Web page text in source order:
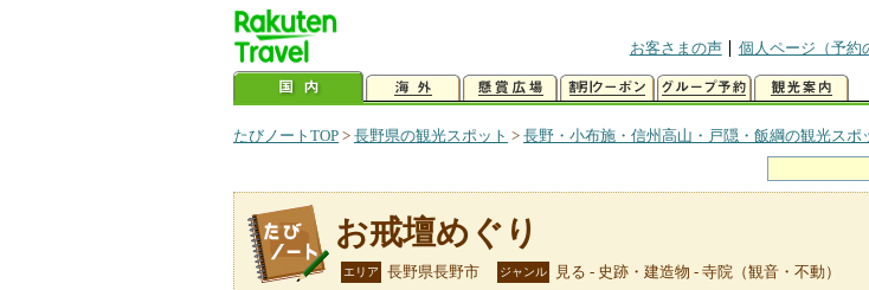
お客さまの声
個人ページ（予約
たびノートTOP > 長野県の観光スポット > 長野・小布施・信州高山・戸隠・飯綱の観光スポ
お戒壇めぐり
エリア 長野県長野市 ジャンル 見る - 史跡・建造物 - 寺院（観音・不動）